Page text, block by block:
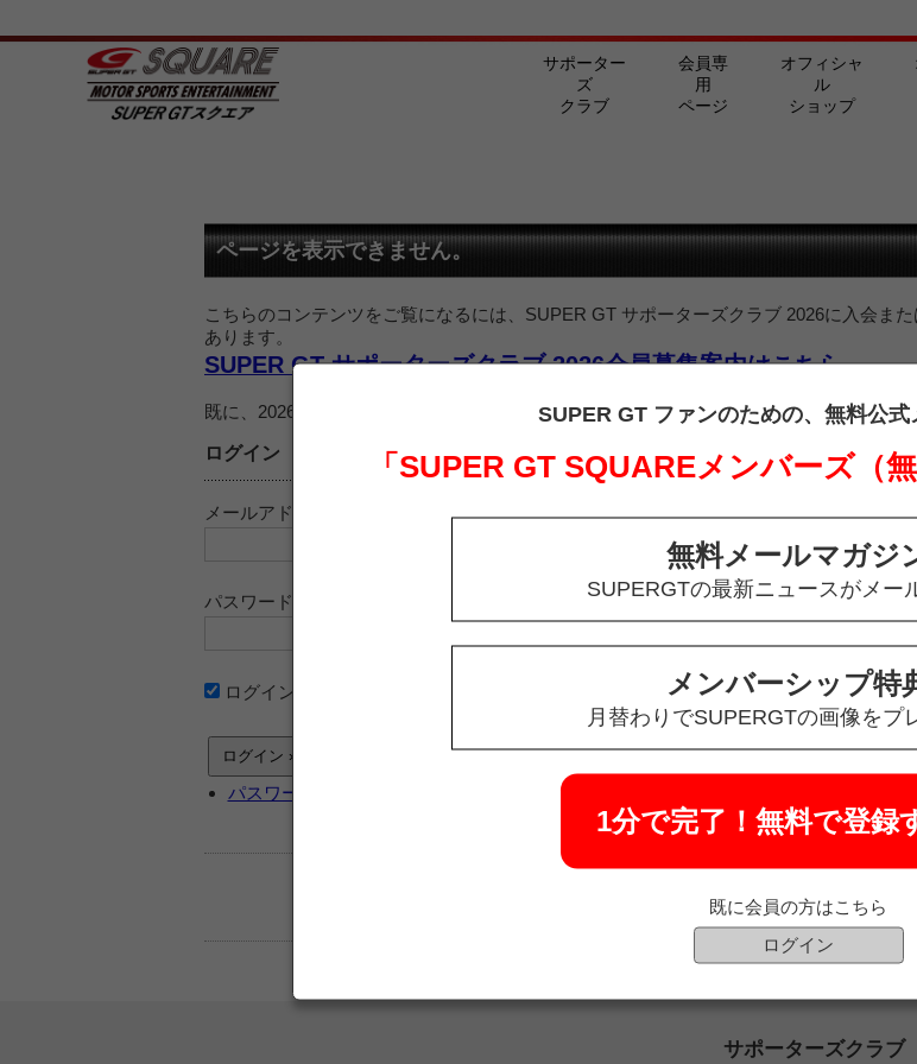
サポーター
ズ
クラブ
会員専
用
ページ
オフィシャ
ル
ショップ
ページを表示できません。
こちらのコンテンツをご覧になるには、SUPER GT サポーターズクラブ 2026に入会ま
あります。
SUPER GT サポーターズクラブ 2026会員募集案内はこちら
既に、2026 SUPER GT サポーターズクラブ会員の方は、下記よりログインを行ってご
ログイン
メールアドレス
パスワード
ログイン情報を記憶
パスワードをお忘れですか ?
サポーターズクラブ
SUPER GT ファンのための、 無料公式
「SUPER GT SQUAREメンバーズ（無
無料メールマガジ
SUPERGTの最新ニュースがメー
メンバーシップ特
月替わりでSUPERGTの画像をプ
1分で完了！無料で登録
既に会員の方はこちら
ログイン